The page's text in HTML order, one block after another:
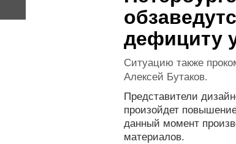
дефициту
Ситуацию также
Алексей Бутаков.
Представители
произойдет
данный момент
материалов.